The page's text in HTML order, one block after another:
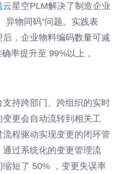
云星空PLM解决了制造企业
异物同码”问题。实践表
，企业物料编码数量可减
率提升至 99%以上 。
持跨部门、跨组织的实时
更会自动流转到相关工
程驱动实现变更的闭环管
过系统化的变更管理流
短了 50% ，变更失误率